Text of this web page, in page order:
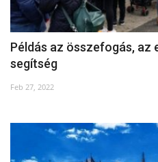
Példás az összefogás, az
segítség
Feb 27, 2022